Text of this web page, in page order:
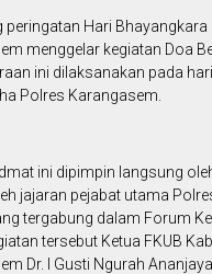
peringatan Hari
menggelar kegiatan Doa
ini dilaksanakan pada
Polres Karangasem.
ini dipimpin langsung
jajaran pejabat utama
tergabung dalam Forum
tersebut Ketua FKUB
Dr. I Gusti Ngurah